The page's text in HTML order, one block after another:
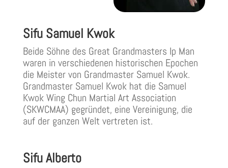
Sifu Samuel Kwok
Beide Söhne des Great Grandmasters Ip Man
waren in verschiedenen historischen Epochen
die Meister von Grandmaster Samuel Kwok.
Grandmaster Samuel Kwok hat die Samuel
Kwok Wing Chun Martial Art Association
(SKWCMAA) gegründet, eine Vereinigung, die
auf der ganzen Welt vertreten ist.
Sifu Alberto